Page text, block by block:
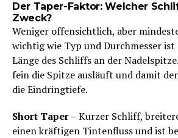
Der Taper-Faktor: Welcher
Zweck?
Weniger offensichtlich, aber
wichtig wie Typ und Durchmesser ist
Länge des Schliffs an der
fein die Spitze ausläuft und damit
die Eindringtiefe.
Short Taper– Kurzer Schliff,
einen kräftigen Tintenfluss und ist